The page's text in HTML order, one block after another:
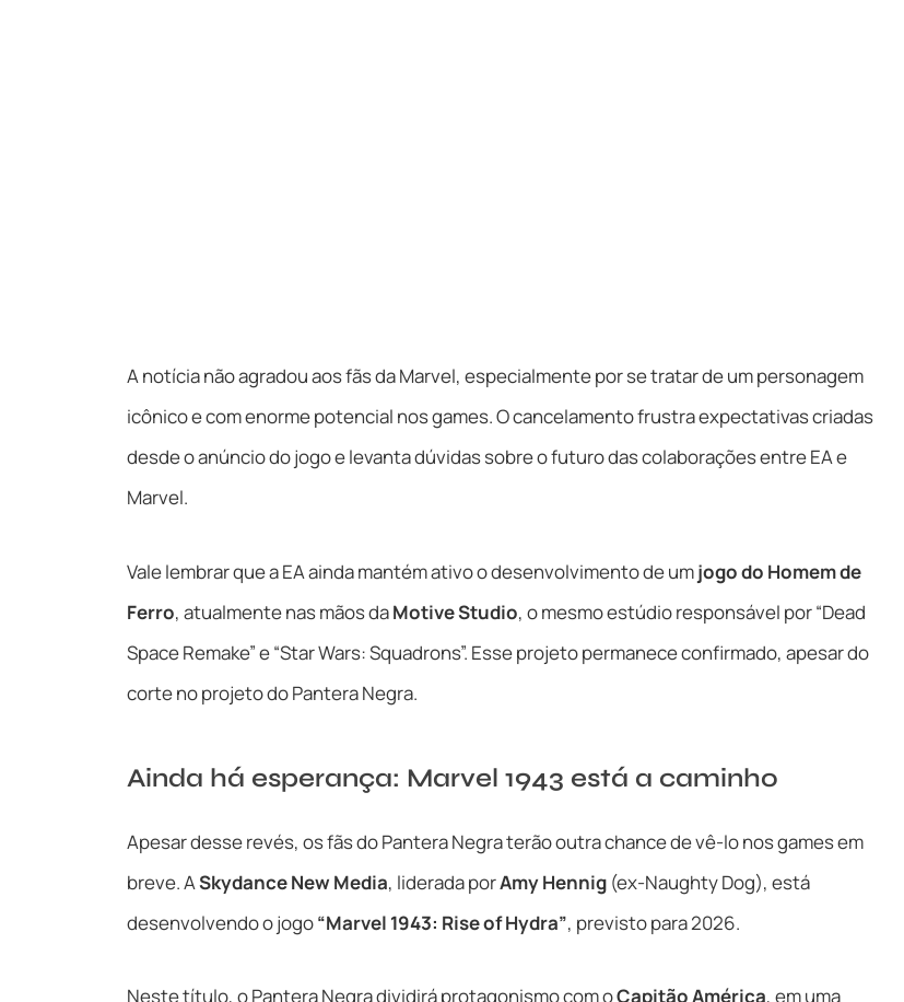
A notícia não agradou aos fãs da Marvel, especialmente por se tratar de um personagem
icônico e com enorme potencial nos games. O cancelamento frustra expectativas criadas
desde o anúncio do jogo e levanta dúvidas sobre o futuro das colaborações entre EA e
Marvel.
Vale lembrar que a EA ainda mantém ativo o desenvolvimento de umjogo do Homem de
Ferro, atualmente nas mãos daMotive Studio, o mesmo estúdio responsável por “Dead
Space Remake” e “Star Wars: Squadrons”. Esse projeto permanece confirmado, apesar do
corte no projeto do Pantera Negra.
Ainda há esperança: Marvel 1943 está a caminho
Apesar desse revés, os fãs do Pantera Negra terão outra chance de vê-lo nos games em
breve. ASkydance New Media, liderada porAmy Hennig (ex-Naughty Dog), está
desenvolvendo o jogo“Marvel 1943: Rise of Hydra”, previsto para 2026.
Neste título, o Pantera Negra dividirá protagonismo com oCapitão América, em uma